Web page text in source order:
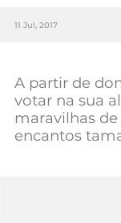
Mundial
11 Jul, 2017
A partir de
votar na sua
maravilhas
encantos